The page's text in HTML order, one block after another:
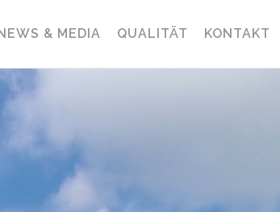
& MEDIA QUALITÄT KONTAKT